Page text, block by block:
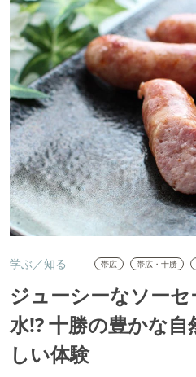
学ぶ／知る 帯広 帯広・十勝
ジューシーなソー
水!? 十勝の豊かな
しい体験